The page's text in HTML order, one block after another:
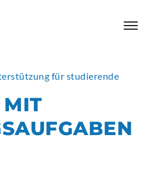
für studierende
MIT